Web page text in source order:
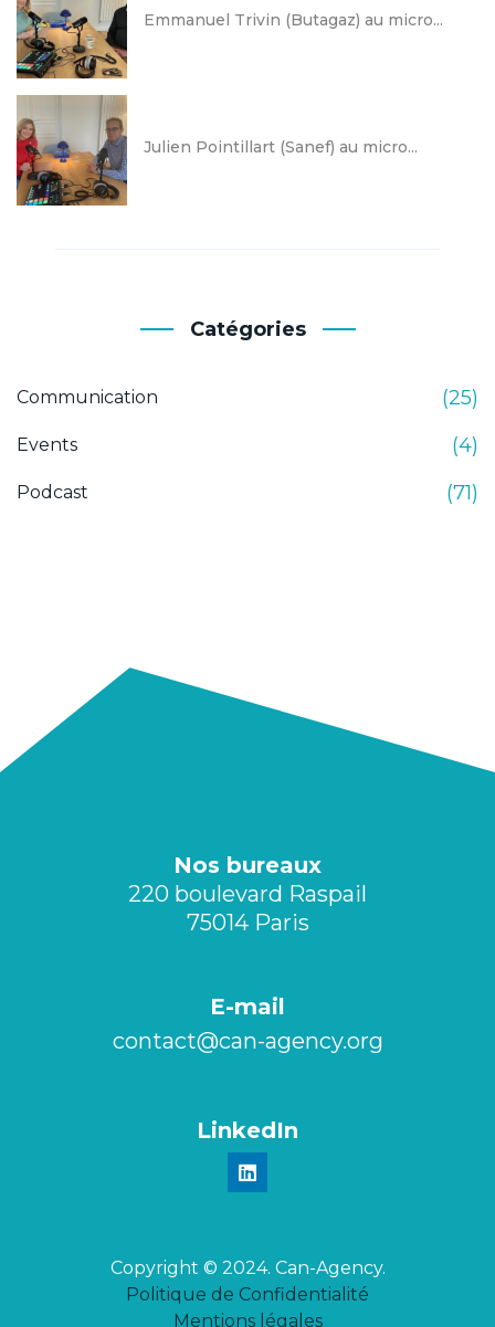
Emmanuel Trivin (Butagaz) au micro...
Julien Pointillart (Sanef) au micro...
Catégories
Communication (25)
Events (4)
Podcast (71)
Nos bureaux
220 boulevard Raspail
75014 Paris
E-mail
contact@can-agency.org​
LinkedIn
Copyright © 2024. Can-Agency.
Politique de Confidentialité
Mentions légales